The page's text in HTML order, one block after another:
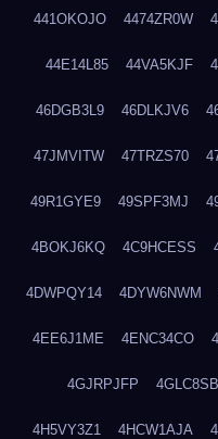
441OKOJO 4474ZR0W
44E14L85 44VA5KJF
46DGB3L9 46DLKJV6
47JMVITW 47TRZS70
49R1GYE9 49SPF3MJ
4BOKJ6KQ 4C9HCESS
4DWPQY14 4DYW6NWM
4EE6J1ME 4ENC34CO
4GJRPJFP
4H5VY3Z1 4HCW1AJA